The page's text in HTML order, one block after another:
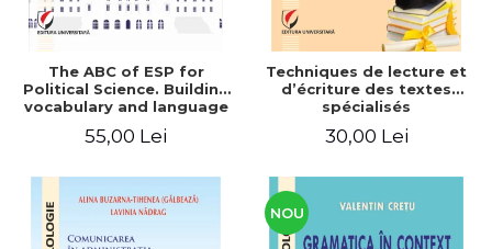
The ABC of ESP for
Political Science. Building
vocabulary and language
55,00 Lei
Techniques de lecture et
d’écriture des textes
spécialisés
30,00 Lei
NOU